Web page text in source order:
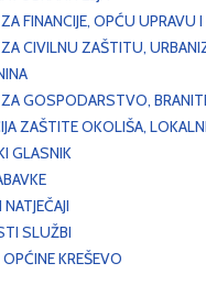
FINANCIJE, OPĆU UPRAVU
CIVILNU ZAŠTITU,
GOSPODARSTVO,
ZAŠTITE OKOLIŠA,
GLASNIK
SLUŽBI
KREŠEVO